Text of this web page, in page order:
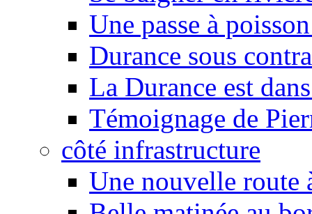
Une passe à
Durance sous
La Durance est
Témoignage de
côté infrastructure
Une nouvelle route